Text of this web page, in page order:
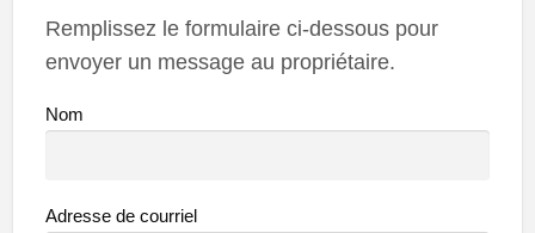
Remplissez le formulaire ci-dessous pour
envoyer un message au propriétaire.
Nom
Adresse de courriel